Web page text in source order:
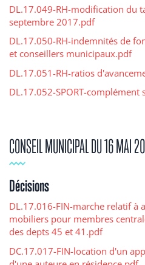
DL.17.049-RH-modification du
septembre 2017.pdf
DL.17.050-RH-indemnités de
et conseillers municipaux.pdf
DL.17.051-RH-ratios
DL.17.052-SPORT-
CONSEIL MUNICIPAL DU 16 MAI
Décisions
DL.17.016-FIN-marche relatif à
mobiliers pour membres
des depts 45 et 41.pdf
DC.17.017-FIN-location d'un